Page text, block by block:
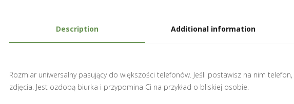
Description Additional information
Rozmiar uniwersalny pasujący do większości telefonów. Jeśli postawisz na nim
zdjęcia. Jest ozdobą biurka i przypomina Ci na przykład o bliskiej osobie.